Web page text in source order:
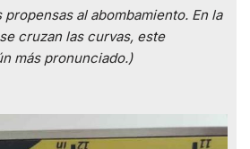
al abombamiento. En la
cruzan las curvas, este
más pronunciado.)